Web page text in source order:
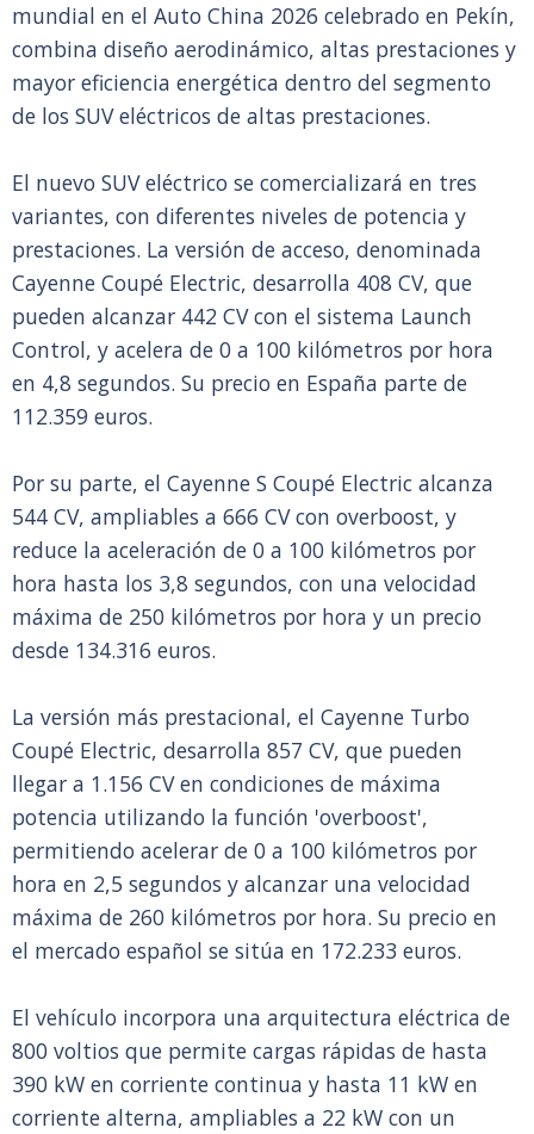
mundial en el Auto China 2026 celebrado en Pekín,
combina diseño aerodinámico, altas prestaciones y
mayor eficiencia energética dentro del segmento
de los SUV eléctricos de altas prestaciones.
El nuevo SUV eléctrico se comercializará en tres
variantes, con diferentes niveles de potencia y
prestaciones. La versión de acceso, denominada
Cayenne Coupé Electric, desarrolla 408 CV, que
pueden alcanzar 442 CV con el sistema Launch
Control, y acelera de 0 a 100 kilómetros por hora
en 4,8 segundos. Su precio en España parte de
112.359 euros.
Por su parte, el Cayenne S Coupé Electric alcanza
544 CV, ampliables a 666 CV con overboost, y
reduce la aceleración de 0 a 100 kilómetros por
hora hasta los 3,8 segundos, con una velocidad
máxima de 250 kilómetros por hora y un precio
desde 134.316 euros.
La versión más prestacional, el Cayenne Turbo
Coupé Electric, desarrolla 857 CV, que pueden
llegar a 1.156 CV en condiciones de máxima
potencia utilizando la función 'overboost',
permitiendo acelerar de 0 a 100 kilómetros por
hora en 2,5 segundos y alcanzar una velocidad
máxima de 260 kilómetros por hora. Su precio en
el mercado español se sitúa en 172.233 euros.
El vehículo incorpora una arquitectura eléctrica de
800 voltios que permite cargas rápidas de hasta
390 kW en corriente continua y hasta 11 kW en
corriente alterna, ampliables a 22 kW con un